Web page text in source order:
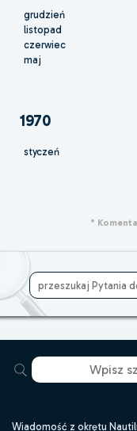
grudzień
listopad
czerwiec
maj
1970
styczeń
*
Wiadomość z okrętu